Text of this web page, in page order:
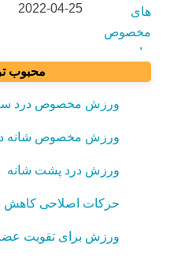
2022-04-25
محبوب
ورزش مخصوص درد
ورزش مخصوص شانه
ورزش درد پشت شانه
حرکات اصلاحی کاهش
ورزش برای تقویت